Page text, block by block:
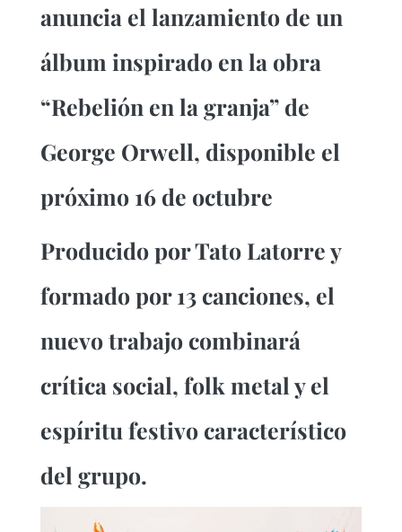
anuncia el lanzamiento de un
álbum inspirado en la obra
“Rebelión en la granja” de
George Orwell, disponible el
próximo 16 de octubre
Producido por Tato Latorre y
formado por 13 canciones, el
nuevo trabajo combinará
crítica social, folk metal y el
espíritu festivo característico
del grupo.